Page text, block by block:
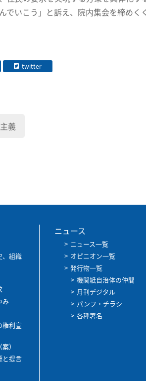
でいこう」と訴え、院内集会を締めく
twitter
義
、組織
み
権利宣
）
と提言
ニュース
ニュース一覧
オピニオン一覧
発行物一覧
機関紙自治体の仲間
月刊デジタル
パンフ・チラシ
各種署名